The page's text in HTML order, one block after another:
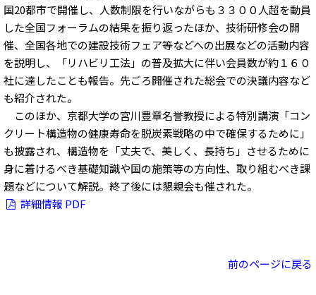
国20都市で開催し、人数制限を行いながらも３３００人超を動員
した全国フォーラムの結果を振り返ったほか、技術研修会の開
催、全国各地での建設技術フェア等などへの出展などの活動内容
を説明し、「リハビリ工法」の普及拡大に伴い会員数が約１６０
社に達したことも報告。先ごろ開催された総会での決議内容など
も紹介された。
このほか、京都大学の宮川豊章名誉教授による特別講演「コン
クリート構造物の健康寿命を脱炭素戦略の中で確保するために」
も披露され、構造物を「丈夫で、美しく、長持ち」させるために
身に着けるべき基礎知識や国の施策等の方向性、取り組むべき課
題などについて解説。終了後には懇親会も催された。
詳細情報 PDF
前のページに戻る